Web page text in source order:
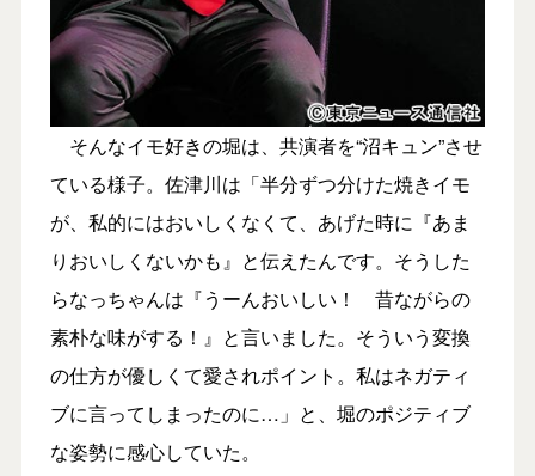
そんなイモ好きの堀は、共演者を“沼キュン”させ
ている様子。佐津川は「半分ずつ分けた焼きイモ
が、私的にはおいしくなくて、あげた時に『あま
りおいしくないかも』と伝えたんです。そうした
らなっちゃんは『うーんおいしい！ 昔ながらの
素朴な味がする！』と言いました。そういう変換
の仕方が優しくて愛されポイント。私はネガティ
ブに言ってしまったのに…」と、堀のポジティブ
な姿勢に感心していた。